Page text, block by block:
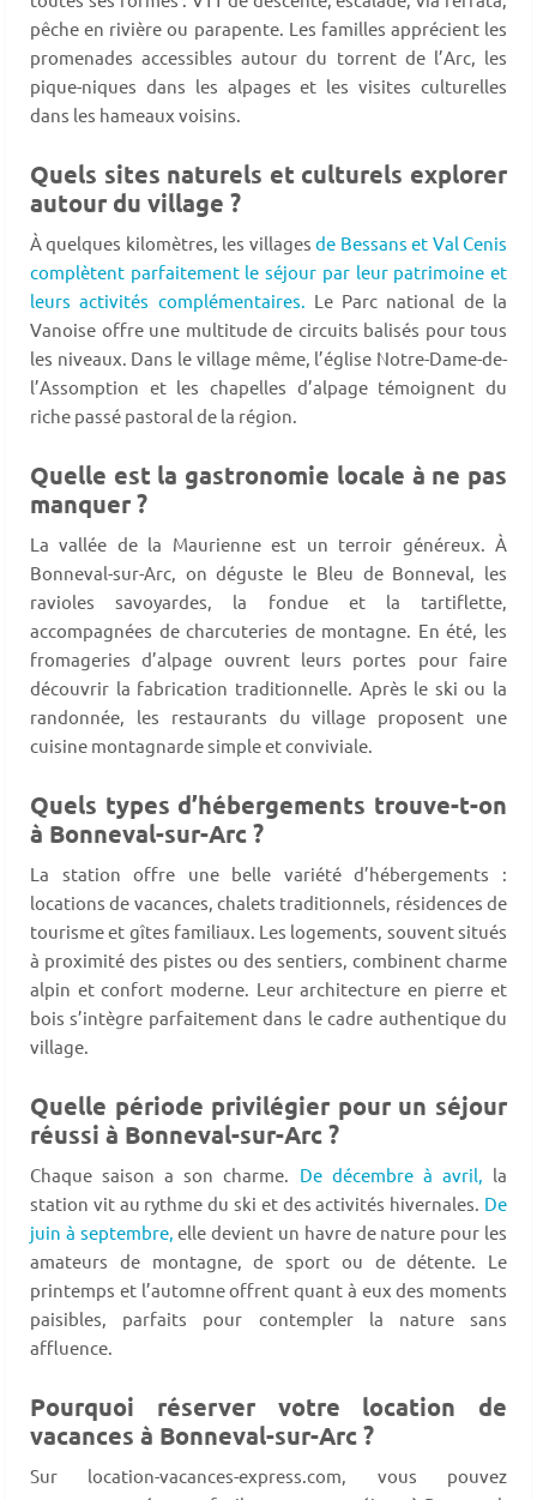
pêche en rivière ou parapente. Les familles apprécient les
promenades accessibles autour du torrent de l’Arc, les
pique-niques dans les alpages et les visites culturelles
dans les hameaux voisins.
Quels sites naturels et culturels explorer
autour du village ?
À quelques kilomètres, les villagesde Bessans et Val Cenis
complètent parfaitement le séjour par leur patrimoine et
leurs activités complémentaires.
Le Parc national de la
Vanoise offre une multitude de circuits balisés pour tous
les niveaux. Dans le village même, l’église Notre-Dame-de-
l’Assomption et les chapelles d’alpage témoignent du
riche passé pastoral de la région.
Quelle est la gastronomie locale à ne pas
manquer ?
La vallée de la Maurienne est un terroir généreux. À
Bonneval-sur-Arc, on déguste le Bleu de Bonneval, les
ravioles savoyardes, la fondue et la tartiflette,
accompagnées de charcuteries de montagne. En été, les
fromageries d’alpage ouvrent leurs portes pour faire
découvrir la fabrication traditionnelle. Après le ski ou la
randonnée, les restaurants du village proposent une
cuisine montagnarde simple et conviviale.
Quels types d’hébergements trouve-t-on
à Bonneval-sur-Arc ?
La station offre une belle variété d’hébergements :
locations de vacances, chalets traditionnels, résidences de
tourisme et gîtes familiaux. Les logements, souvent situés
à proximité des pistes ou des sentiers, combinent charme
alpin et confort moderne. Leur architecture en pierre et
bois s’intègre parfaitement dans le cadre authentique du
village.
Quelle période privilégier pour un séjour
réussi à Bonneval-sur-Arc ?
Chaque saison a son charme. De décembre à avril,
la
station vit au rythme du ski et des activités hivernales. De
juin à septembre, elle devient un havre de nature pour les
amateurs de montagne, de sport ou de détente. Le
printemps et l’automne offrent quant à eux des moments
paisibles, parfaits pour contempler la nature sans
affluence.
Pourquoi réserver votre location de
vacances à Bonneval-sur-Arc ?
Sur location-vacances-express.com, vous pouvez